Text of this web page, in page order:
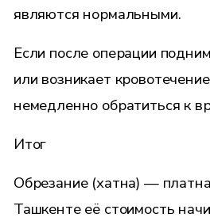
являются нормальными.
Если после операции
или возникает
немедленно обратиться к
Итог
Обрезание (хатна) —
Ташкенте её стоимость